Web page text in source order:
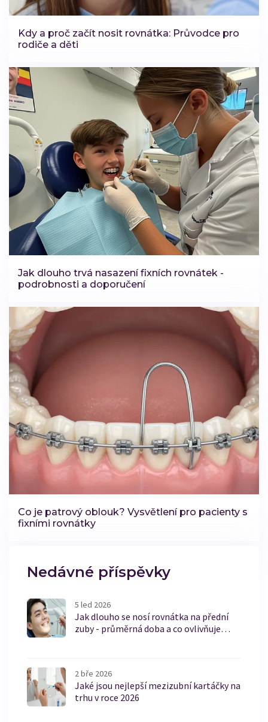
Kdy a proč začít nosit rovnátka: Průvodce pro
rodiče a děti
Jak dlouho trvá nasazení fixních rovnátek -
podrobnosti a doporučení
Co je patrový oblouk? Vysvětlení pro pacienty s
fixními rovnátky
Nedávné příspěvky
5 led 2026
Jak dlouho se nosí rovnátka na přední
zuby - průměrná doba a co ovlivňuje
2 bře 2026
Jaké jsou nejlepší mezizubní kartáčky na
trhu v roce 2026